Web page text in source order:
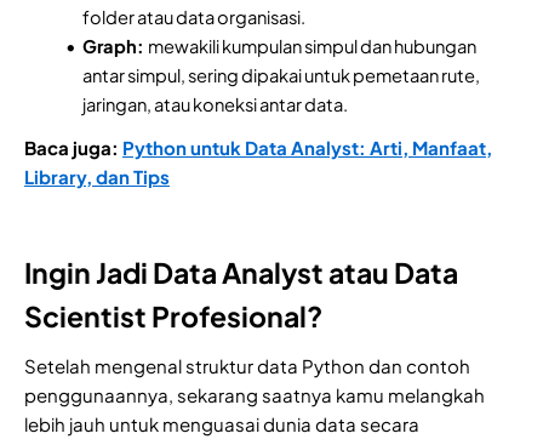
folder atau data organisasi.
Graph: mewakili kumpulan simpul dan hubungan
antar simpul, sering dipakai untuk pemetaan rute,
jaringan, atau koneksi antar data.
Baca juga: Python untuk Data Analyst: Arti, Manfaat,
Library, dan Tips
Ingin Jadi Data Analyst atau Data
Scientist Profesional?
Setelah mengenal struktur data Python dan contoh
penggunaannya, sekarang saatnya kamu melangkah
lebih jauh untuk menguasai dunia data secara